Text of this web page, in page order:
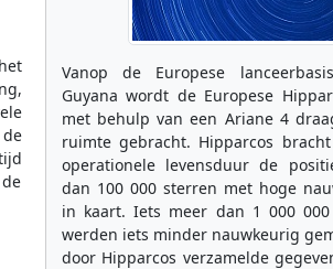
Vanop de Europese
Guyana wordt de Europese
met behulp van een Ariane 4
ruimte gebracht. Hipparcos
operationele levensduur de
dan 100 000 sterren met hoge
in kaart. Iets meer dan 1 000 000
werden iets minder nauwkeurig
door Hipparcos verzamelde